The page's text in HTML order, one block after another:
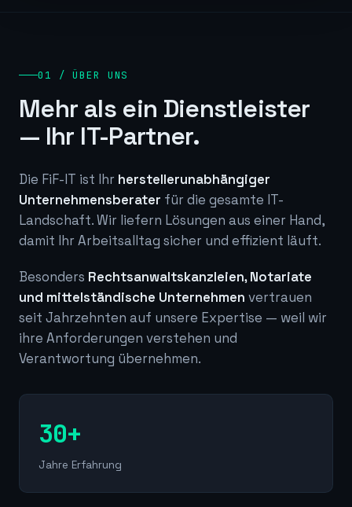
01 / ÜBER UNS
Mehr als ein Dienstleister
— Ihr IT-Partner.
Die FiF-IT ist Ihr herstellerunabhängiger
Unternehmensberater für die gesamte IT-
Landschaft. Wir liefern Lösungen aus einer Hand,
damit Ihr Arbeitsalltag sicher und effizient läuft.
Besonders Rechtsanwaltskanzleien, Notariate
und mittelständische Unternehmen vertrauen
seit Jahrzehnten auf unsere Expertise — weil wir
ihre Anforderungen verstehen und
Verantwortung übernehmen.
30+
Jahre Erfahrung